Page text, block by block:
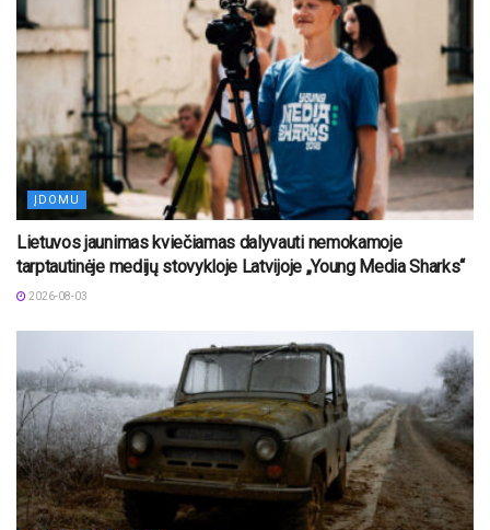
ĮDOMU
Lietuvos jaunimas kviečiamas dalyvauti nemokamoje
tarptautinėje medijų stovykloje Latvijoje „Young Media Sharks“
2026-08-03